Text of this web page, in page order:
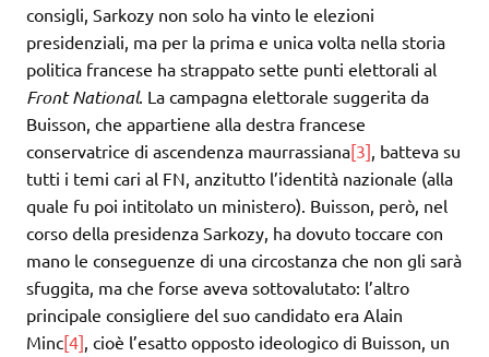
consigli, Sarkozy non solo ha vinto le elezioni
presidenziali, ma per la prima e unica volta nella storia
politica francese ha strappato sette punti elettorali al
Front National. La campagna elettorale suggerita da
Buisson, che appartiene alla destra francese
conservatrice di ascendenza maurrassiana[3], batteva su
tutti i temi cari al FN, anzitutto l’identità nazionale (alla
quale fu poi intitolato un ministero). Buisson, però, nel
corso della presidenza Sarkozy, ha dovuto toccare con
mano le conseguenze di una circostanza che non gli sarà
sfuggita, ma che forse aveva sottovalutato: l’altro
principale consigliere del suo candidato era Alain
Minc[4], cioè l’esatto opposto ideologico di Buisson, un